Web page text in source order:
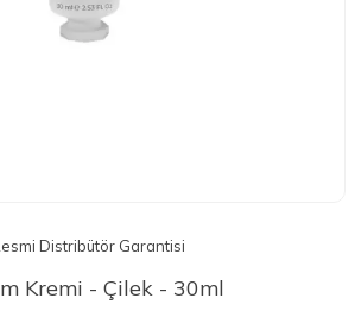
Distribütör Garantisi
Kremi - Çilek - 30ml